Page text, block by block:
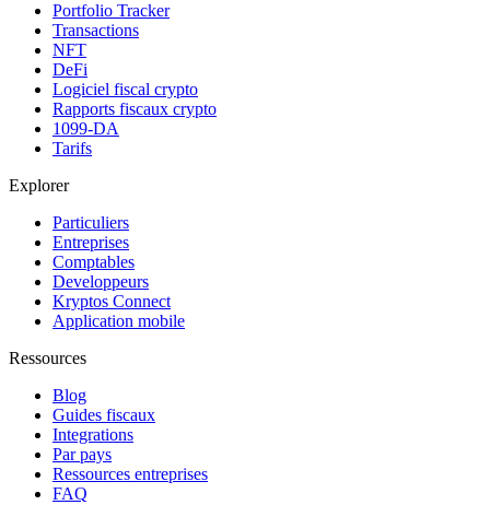
Portfolio Tracker
Transactions
NFT
DeFi
Logiciel fiscal crypto
Rapports fiscaux crypto
1099-DA
Tarifs
Explorer
Particuliers
Entreprises
Comptables
Developpeurs
Kryptos Connect
Application mobile
Ressources
Blog
Guides fiscaux
Integrations
Par pays
Ressources entreprises
FAQ